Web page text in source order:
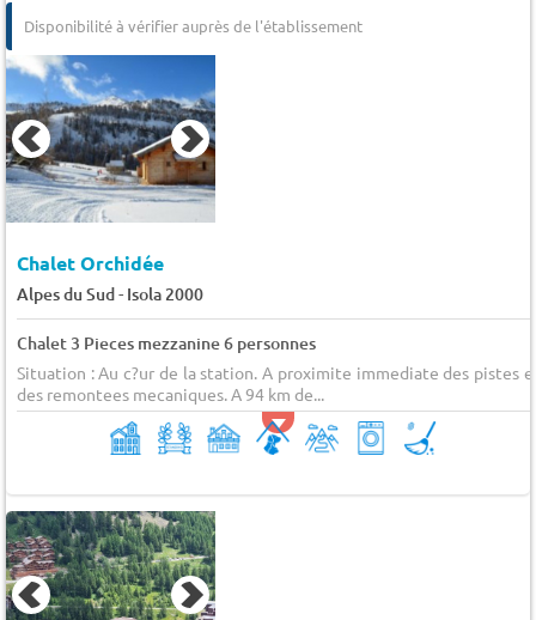
Disponibilité à vérifier auprès de l'établissement
Chalet Orchidée
Alpes du Sud- Isola 2000
Chalet 3 Pieces mezzanine 6 personnes
Situation : Au c?ur de la station. A proximite immediate des pistes
des remontees mecaniques. A 94 km de...